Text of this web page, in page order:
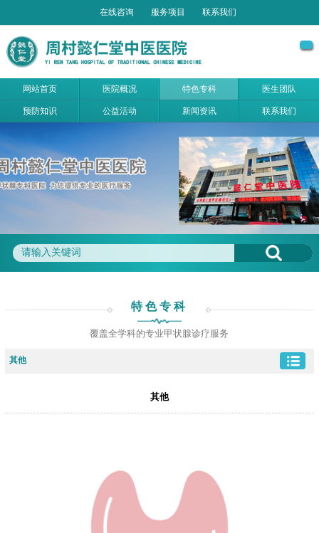
在线咨询 服务项目 联系我们
网站首页 医院概况 特色专科 医生团队
预防知识 公益活动 新闻资讯 联系我们
特色专科
覆盖全学科的专业甲状腺诊疗服务
其他
其他